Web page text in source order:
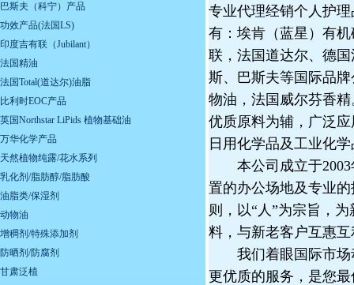
巴斯夫（科宁）产品
功效产品(法国LS)
印度吉有联（Jubilant）
法国精油
法国Total(道达尔)油脂
比利时EOC产品
英国Northstar LiPids 植物基础油
万华化学产品
天然植物纯露/花水系列
乳化剂/脂肪醇/脂肪酸
油脂类/保湿剂
动物油
增稠剂/特殊添加剂
防晒剂/防腐剂
甘肃泛植
专业代理经销个人护
有：埃肯（蓝星）有
联，法国道达尔、德
斯、巴斯夫等国际品
物油，法国威尔芬香
优质原料为辅，广泛
日用化学品及工业化
本公司成立于2003
置的办公场地及专业
则，以“人”为宗旨，
料，与新老客户互惠
我们着眼国际市场
更优质的服务，是您